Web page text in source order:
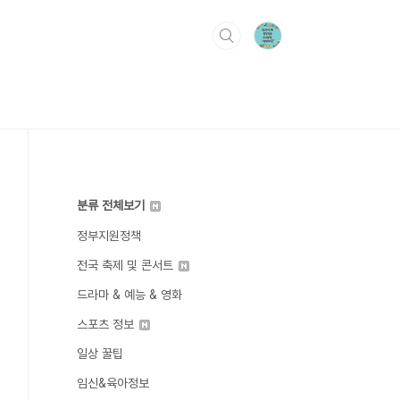
분류 전체보기
정부지원정책
전국 축제 및 콘서트
드라마 & 예능 & 영화
스포츠 정보
일상 꿀팁
임신&육아정보